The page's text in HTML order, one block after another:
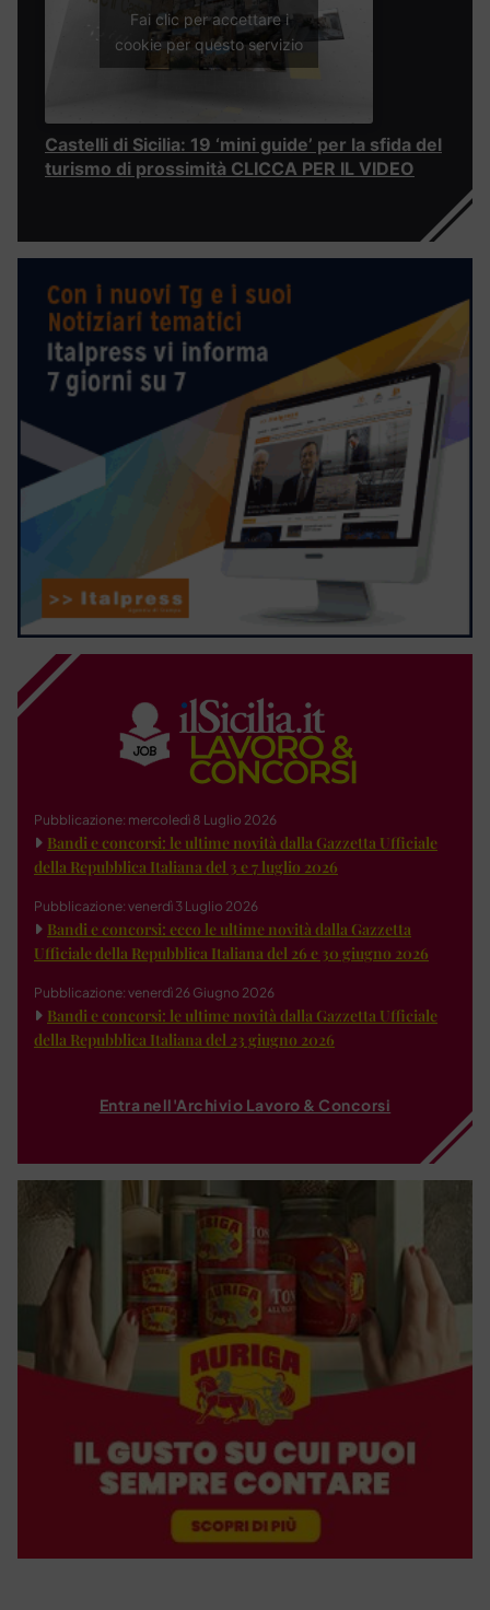
Fai clic per accettare i
cookie per questo servizio
Castelli di Sicilia: 19 ‘mini guide’ per la sfida del
turismo di prossimità CLICCA PER IL VIDEO
Pubblicazione: mercoledì 8 Luglio 2026
Bandi e concorsi: le ultime novità dalla Gazzetta Ufficiale
della Repubblica Italiana del 3 e 7 luglio 2026
Pubblicazione: venerdì 3 Luglio 2026
Bandi e concorsi: ecco le ultime novità dalla Gazzetta
Ufficiale della Repubblica Italiana del 26 e 30 giugno 2026
Pubblicazione: venerdì 26 Giugno 2026
Bandi e concorsi: le ultime novità dalla Gazzetta Ufficiale
della Repubblica Italiana del 23 giugno 2026
Entra nell'Archivio Lavoro & Concorsi